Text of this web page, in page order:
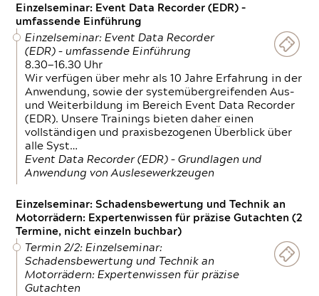
Einzelseminar: Event Data Recorder (EDR) –
umfassende Einführung
Einzelseminar: Event Data Recorder
(EDR) – umfassende Einführung
8.30—16.30 Uhr
Wir verfügen über mehr als 10 Jahre Erfahrung in der
Anwendung, sowie der systemübergreifenden Aus-
und Weiterbildung im Bereich Event Data Recorder
(EDR). Unsere Trainings bieten daher einen
vollständigen und praxisbezogenen Überblick über
alle Syst…
Event Data Recorder (EDR) – Grundlagen und
Anwendung von Auslesewerkzeugen
Einzelseminar: Schadensbewertung und Technik an
Motorrädern: Expertenwissen für präzise Gutachten (2
Termine, nicht einzeln buchbar)
Termin 2/2: Einzelseminar:
Schadensbewertung und Technik an
Motorrädern: Expertenwissen für präzise
Gutachten